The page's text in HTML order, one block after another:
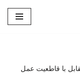
با قاطعیت عمل